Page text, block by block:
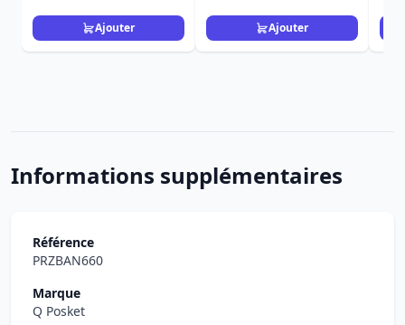
Ajouter Ajouter
Informations supplémentaires
Référence
PRZBAN660
Marque
Q Posket